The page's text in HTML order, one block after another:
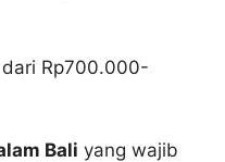
Rp700.000-
Bali yang wajib